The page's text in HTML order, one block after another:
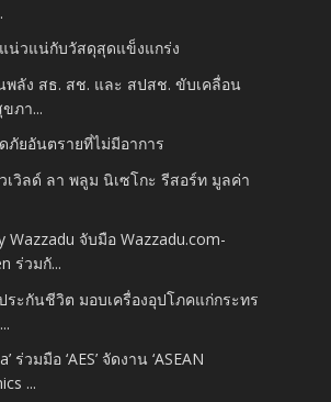
น่วแน่กับวัสดุสุดแข็งแกร่ง
พลัง สธ. สช. และ สปสช. ขับเคลื่อน
ภา...
ภัยอันตรายที่ไม่มีอาการ
เวิลด์ ลา พลูม นิเซโกะ รีสอร์ท มูลค่า
Wazzadu จับมือ Wazzadu.com-
ร่วมกั...
ระกันชีวิต มอบเครื่องอุปโภคแก่กระทร
ร่วมมือ ‘AES’​ จัดงาน ‘ASEAN
...